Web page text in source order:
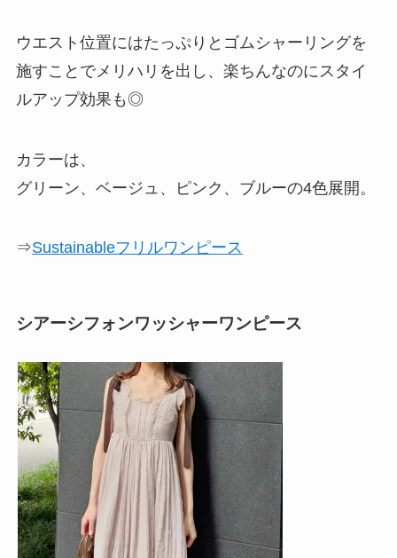
ウエスト位置にはたっぷりとゴムシャーリングを
施すことでメリハリを出し、楽ちんなのにスタイ
ルアップ効果も◎
カラーは、
グリーン、ベージュ、ピンク、ブルーの4色展開。
⇒Sustainableフリルワンピース
シアーシフォンワッシャーワンピース